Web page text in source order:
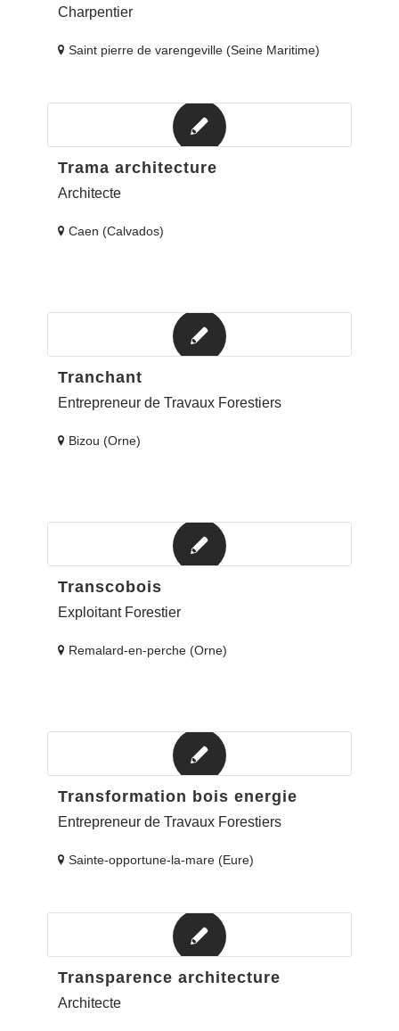
Charpentier
Saint pierre de varengeville (Seine Maritime)
Trama architecture
Architecte
Caen (Calvados)
Tranchant
Entrepreneur de Travaux Forestiers
Bizou (Orne)
Transcobois
Exploitant Forestier
Remalard-en-perche (Orne)
Transformation bois energie
Entrepreneur de Travaux Forestiers
Sainte-opportune-la-mare (Eure)
Transparence architecture
Architecte